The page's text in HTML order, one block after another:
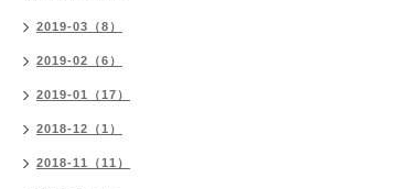
2019-03（8）
2019-02（6）
2019-01（17）
2018-12（1）
2018-11（11）